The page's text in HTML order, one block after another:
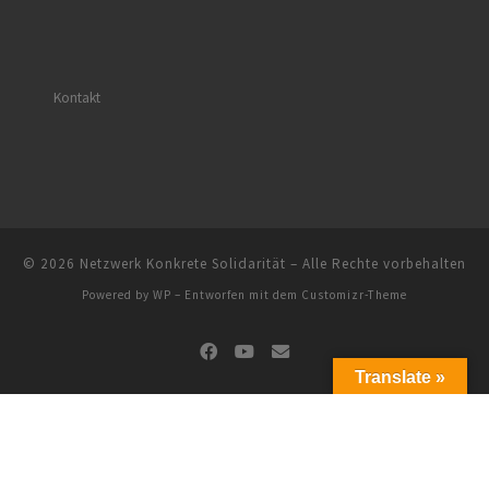
Kontakt
© 2026 Netzwerk Konkrete Solidarität – Alle Rechte vorbehalten
Powered by WP – Entworfen mit dem Customizr-Theme
Translate »